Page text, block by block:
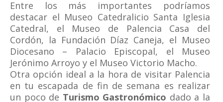
Entre los más importantes podríamos
destacar el Museo Catedralicio Santa Iglesia
Catedral, el Museo de Palencia Casa del
Cordón, la Fundación Díaz Caneja, el Museo
Diocesano – Palacio Episcopal, el Museo
Jerónimo Arroyo y el Museo Victorio Macho.
Otra opción ideal a la hora de visitar Palencia
en tu escapada de fin de semana es realizar
un poco de Turismo Gastronómico dado a la